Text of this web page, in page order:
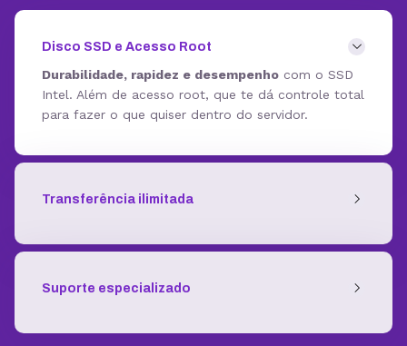
Disco SSD e Acesso Root
Durabilidade, rapidez e desempenho com o SSD
Intel. Além de acesso root, que te dá controle total
para fazer o que quiser dentro do servidor.
Transferência ilimitada
Suporte especializado